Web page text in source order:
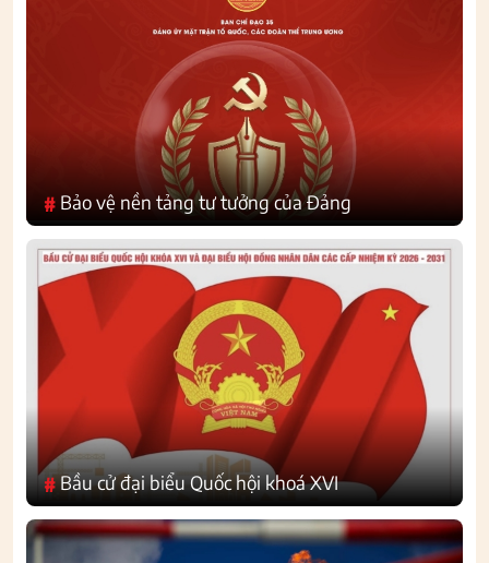
# Bảo vệ nền tảng tư tưởng của Đảng
#Bầu cử đại biểu Quốc hội khoá XVI